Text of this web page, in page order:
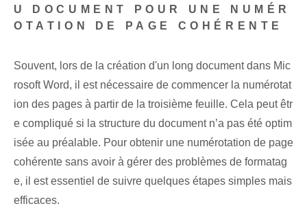
U DOCUMENT POUR UNE NUMÉR
OTATION DE PAGE COHÉRENTE
Souvent, lors de la création d'un long document dans Mic
rosoft Word, il est nécessaire de commencer la numérotat
ion des pages à partir de la troisième feuille. Cela peut êtr
e compliqué si la structure du document n’a pas été optim
isée au préalable. Pour obtenir une numérotation de page
cohérente sans avoir à gérer des problèmes de formatag
e, il est essentiel de suivre quelques étapes simples mais
efficaces.